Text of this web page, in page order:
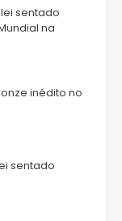
sentado
na
inédito no
sentado